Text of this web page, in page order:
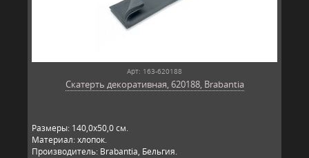
Арт: 163-620188
Скатерть декоративная, 620188, Brabantia
Размеры: 140,0х50,0 см.
Материал: хлопок.
Производитель: Brabantia, Бельгия.